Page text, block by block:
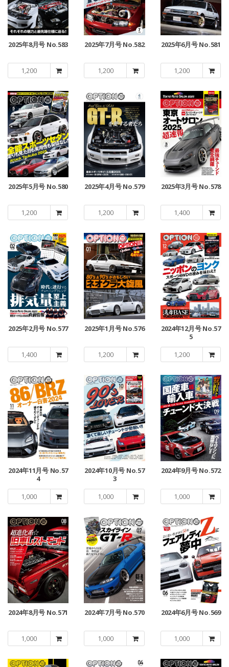
2025年8月号 No.583
1,200
2025年7月号 No.582
1,200
2025年6月号 No.581
1,200
2025年5月号 No.580
1,200
2025年4月号 No.579
1,200
2025年3月号 No.578
1,400
2025年2月号 No.577
1,400
2025年1月号 No.576
1,200
2024年12月号 No.57
5
1,200
2024年11月号 No.57
4
1,000
2024年10月号 No.57
3
1,000
2024年9月号 No.572
1,000
2024年8月号 No.571
1,000
2024年7月号 No.570
1,000
2024年6月号 No.569
1,000